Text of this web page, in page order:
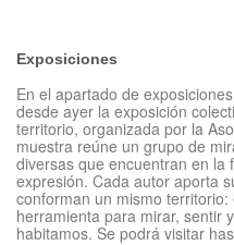
Exposiciones
En el apartado de
desde ayer la exposición
territorio, organizada por la
muestra reúne un grupo de
diversas que encuentran en la
expresión. Cada autor aporta
conforman un mismo
herramienta para mirar, sentir
habitamos. Se podrá visitar